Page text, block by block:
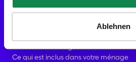
Ablehnen
Services
Bons cadeaux
Ce qui est inclus dans votre ménage